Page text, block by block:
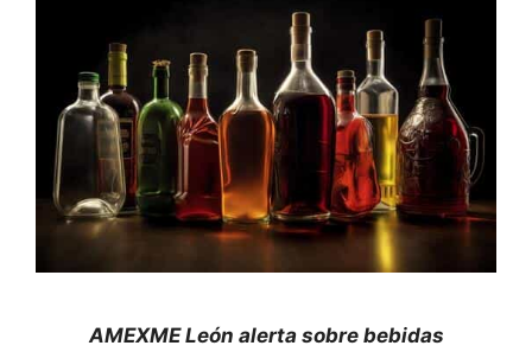
AMEXME León alerta sobre bebidas